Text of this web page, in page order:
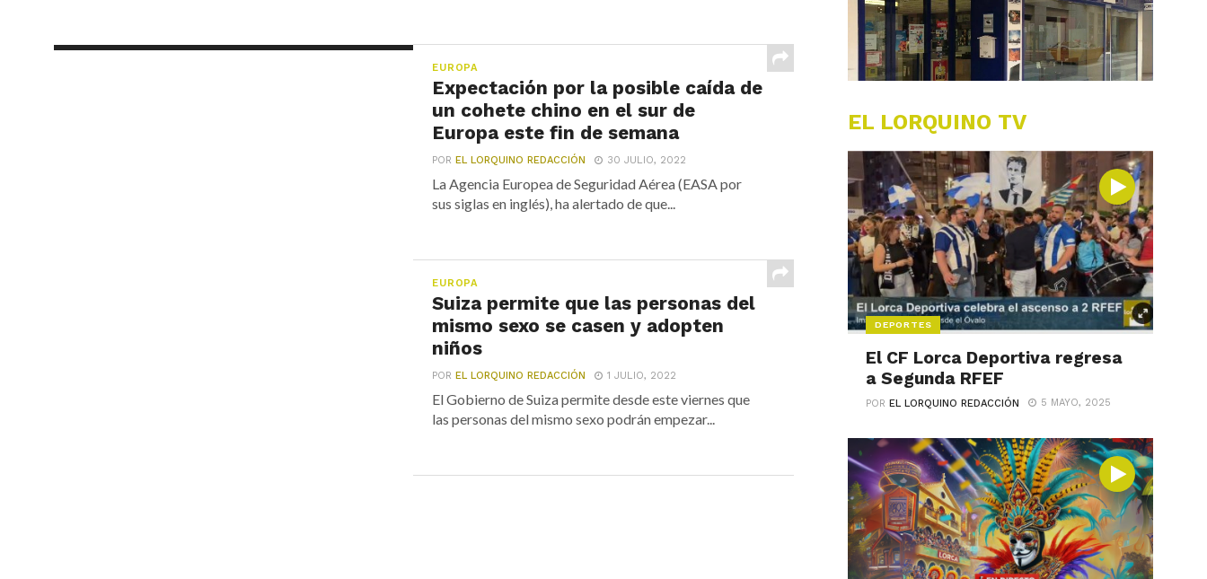
EUROPA
Expectación por la posible caída de
un cohete chino en el sur de
Europa este fin de semana
POREL LORQUINO REDACCIÓN 30 JULIO, 2022
La Agencia Europea de Seguridad Aérea (EASA por
sus siglas en inglés), ha alertado de que...
EUROPA
Suiza permite que las personas del
mismo sexo se casen y adopten
niños
POREL LORQUINO REDACCIÓN 1 JULIO, 2022
El Gobierno de Suiza permite desde este viernes que
las personas del mismo sexo podrán empezar...
EL LORQUINO TV
DEPORTES
El CF Lorca Deportiva regresa
a Segunda RFEF
POREL LORQUINO REDACCIÓN 5 MAYO, 2025